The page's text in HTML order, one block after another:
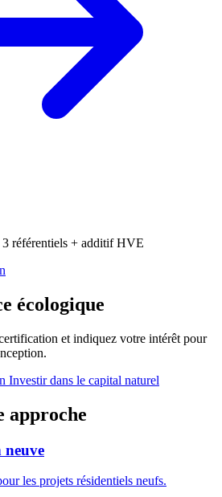
référentiels + additif HVE
écologique
et indiquez votre intérêt pour
Investir dans le capital naturel
approche
les projets résidentiels neufs.